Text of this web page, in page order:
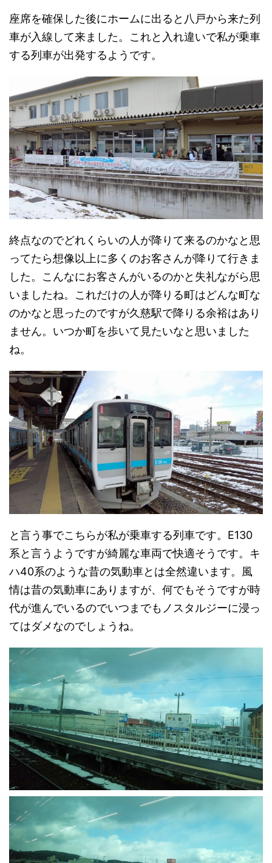
座席を確保した後にホームに出ると八戸から来た列
車が入線して来ました。これと入れ違いで私が乗車
する列車が出発するようです。
終点なのでどれくらいの人が降りて来るのかなと思
ってたら想像以上に多くのお客さんが降りて行きま
した。こんなにお客さんがいるのかと失礼ながら思
いましたね。これだけの人が降りる町はどんな町な
のかなと思ったのですが久慈駅で降りる余裕はあり
ません。いつか町を歩いて見たいなと思いました
ね。
と言う事でこちらが私が乗車する列車です。E130
系と言うようですが綺麗な車両で快適そうです。キ
ハ40系のような昔の気動車とは全然違います。風
情は昔の気動車にありますが、何でもそうですが時
代が進んでいるのでいつまでもノスタルジーに浸っ
てはダメなのでしょうね。